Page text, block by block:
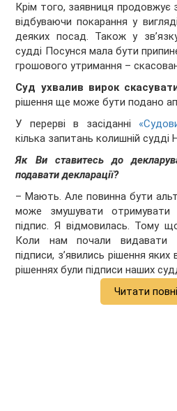
Крім того, заявниця продовжує
відбуваючи покарання у
деяких посад. Також у
судді Посунся мала бути
грошового утримання –
Суд ухвалив вирок
рішення ще може бути подано
У перерві в засіданні
кілька запитань колишній судді
Як Ви ставитесь до
подавати декларації?
– Мають. Але повинна бути
може змушувати отримувати
підпис. Я відмовилась. Тому
Коли нам почали видавати
підписи, з’явились рішення
рішеннях були підписи наших
Читати